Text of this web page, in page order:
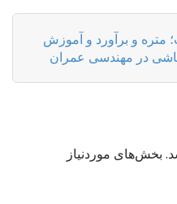
و برآورد و آموزش
در مهندسی عمران
بخش‌های موردنیاز